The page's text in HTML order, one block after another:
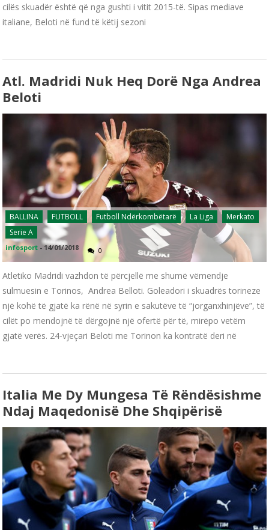
cilës skuadër është që nga gushti i vitit 2015-të. Sipas mediave
italiane, Beloti në fund të këtij sezoni
Atl. Madridi Nuk Heq Dorë Nga Andrea
Beloti
BALLINA FUTBOLL Futboll Ndërkombëtarë La Liga
Merkato
Serie A
infosport -14/01/2018 0
Atletiko Madridi vazhdon të përcjellë me shumë vëmendje
sulmuesin e Torinos, Andrea Belloti. Goleadori i skuadrës torineze
një kohë të gjatë ka rënë në syrin e sakutëve të “jorganxhinjëve”, të
cilët po mendojnë të dërgojnë një ofertë për të, mirëpo vetëm
gjatë verës. 24-vjeçari Beloti me Torinon ka kontratë deri në
Italia Me Dy Mungesa Të Rëndësishme
Ndaj Maqedonisë Dhe Shqipërisë